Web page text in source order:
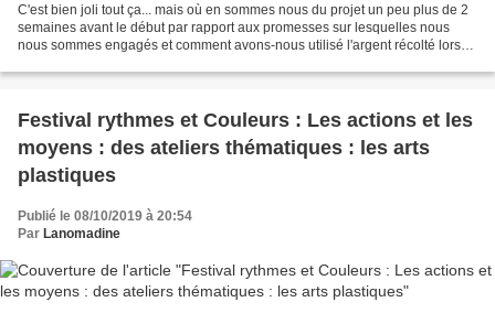
C'est bien joli tout ça... mais où en sommes nous du projet un peu plus de 2
semaines avant le début par rapport aux promesses sur lesquelles nous
nous sommes engagés et comment avons-nous utilisé l'argent récolté lors
Festival rythmes et Couleurs : Les actions et les
moyens : des ateliers thématiques : les arts
plastiques
Publié le 08/10/2019 à 20:54
Par Lanomadine